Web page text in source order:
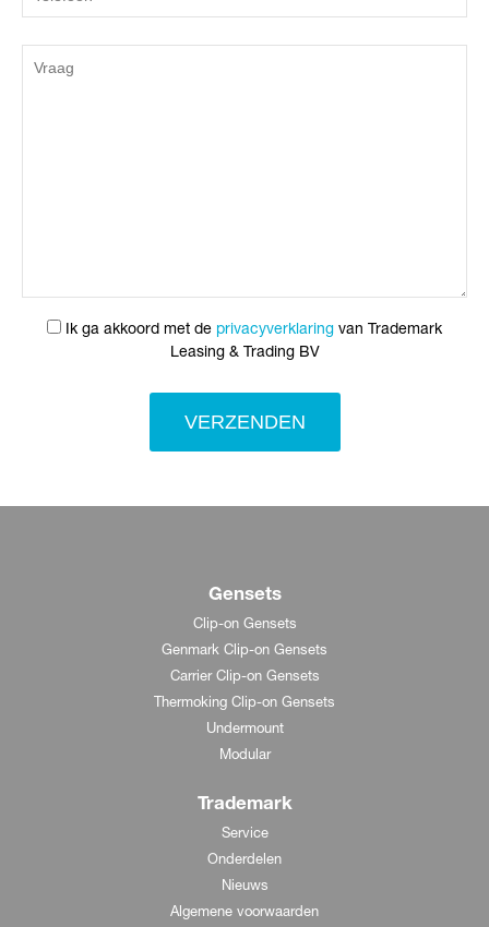
Ik ga akkoord met de privacyverklaring van Trademark
Leasing & Trading BV
VERZENDEN
Gensets
Clip-on Gensets
Genmark Clip-on Gensets
Carrier Clip-on Gensets
Thermoking Clip-on Gensets
Undermount
Modular
Trademark
Service
Onderdelen
Nieuws
Algemene voorwaarden